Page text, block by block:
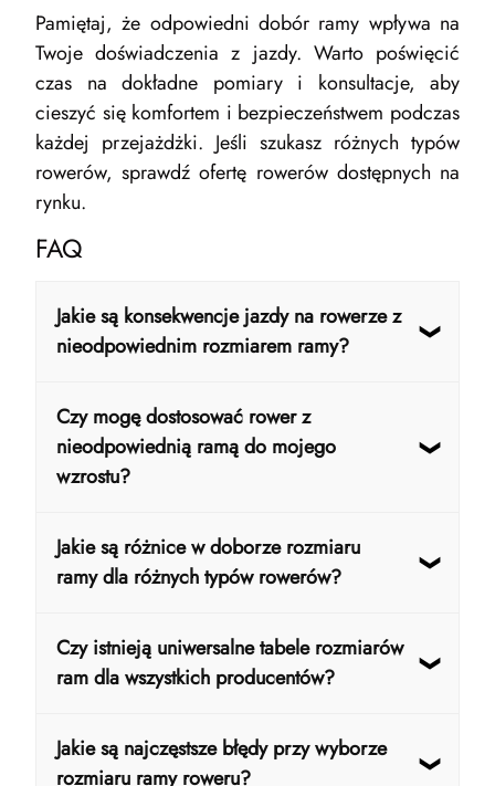
Pamiętaj, że odpowiedni dobór ramy wpływa na
Twoje doświadczenia z jazdy. Warto poświęcić
czas na dokładne pomiary i konsultacje, aby
cieszyć się komfortem i bezpieczeństwem podczas
każdej przejażdżki. Jeśli szukasz różnych typów
rowerów, sprawdź ofertę rowerów dostępnych na
rynku.
FAQ
Jakie są konsekwencje jazdy na rowerze z
nieodpowiednim rozmiarem ramy?
Jazda na rowerze z nieodpowiednim
rozmiarem ramy może prowadzić do
dyskomfortu, bólu pleców, kolan i
ramy może obniżyć efektywność pedałowania
i kontrolę nad rowerem.
Czy mogę dostosować rower z
nieodpowiednią ramą do mojego
wzrostu?
Chociaż pewne dostosowania takie jak
regulacja wysokości siodełka czy kierownicy,
mogą poprawić komfort, nie zastąpią
ergonomii i bezpieczeństwa zaleca się wybór
ramy dopasowanej do wzrostu i stylu jazdy.
Jakie są różnice w doborze rozmiaru
ramy dla różnych typów rowerów?
Różne typy rowerów takie jak górskie,
szosowe czy miejskie, mają odmienne
geometrie ram. Na przykład, rowery szosowe
aerodynamicznej pozycji, podczas gdy
Czy istnieją uniwersalne tabele rozmiarów
ram dla wszystkich producentów?
Nie, różni producenci mogą stosować własne
tabele rozmiarów i oznaczenia. Dlatego
Jakie są najczęstsze błędy przy wyborze
rozmiaru ramy roweru?